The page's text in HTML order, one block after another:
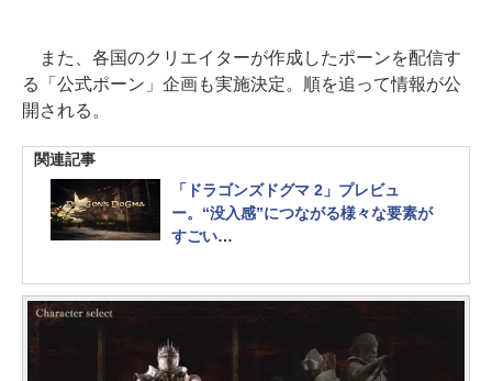
また、各国のクリエイターが作成したポーンを配信す
る「公式ポーン」企画も実施決定。順を追って情報が公
開される。
関連記事
「ドラゴンズドグマ 2」プレビュ
ー。“没入感”につながる様々な要素が
すごい
と思ったら本当にできるアクションRP
G